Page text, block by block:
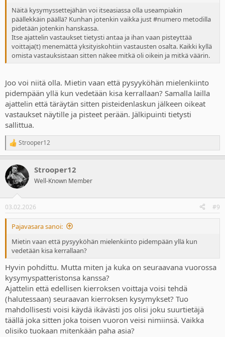
Näitä kysymyssettejähän voi itseasiassa olla useampiakin
päällekkäin päällä? Kunhan jotenkin vaikka just #numero metodilla
pidetään jotenkin hanskassa.
Itse ajattelin vastaukset tietysti antaa ja ihan vaan pisteyttää
voittaja(t) menemättä yksityiskohtiin vastausten osalta. Kaikki kyllä
omista vastauksistaan sitten näkee mitkä oli oikein ja mitkä väärin.
Joo voi niitä olla. Mietin vaan että pysyyköhän mielenkiinto
pidempään yllä kun vedetään kisa kerrallaan? Samalla lailla
ajattelin että täräytän sitten pisteidenlaskun jälkeen oikeat
vastaukset näytille ja pisteet perään. Jälkipuinti tietysti
sallittua.
R
e
c
t
i
s
:
Strooper12
Strooper12
Well-Known Member
03.02.2026 #9
Pajavasara sanoi:
Mietin vaan että pysyyköhän mielenkiinto pidempään yllä kun
vedetään kisa kerrallaan?
Hyvin pohdittu. Mutta miten ja kuka on seuraavana vuorossa
kysymyspatteristonsa kanssa?
Ajattelin että edellisen kierroksen voittaja voisi tehdä
(halutessaan) seuraavan kierroksen kysymykset? Tuo
mahdollisesti voisi käydä ikävästi jos olisi joku suurtietäjä
täällä joka sitten joka toisen vuoron veisi nimiinsä. Vaikka
olisiko tuokaan mitenkään paha asia?